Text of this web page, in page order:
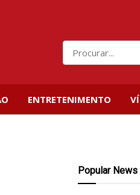
ENTRETENIMENTO
Popular News